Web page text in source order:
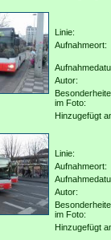
Linie:
Aufnahmeort:
Autor:
im Foto:
Hinzugefügt
Linie:
Aufnahmeort:
Autor:
im Foto:
Hinzugefügt